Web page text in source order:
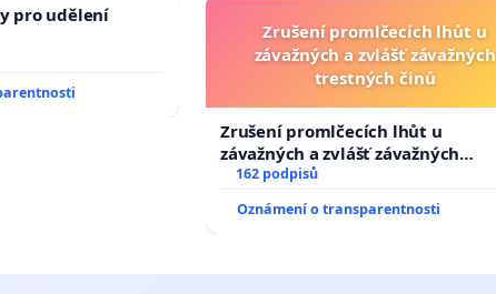
pro udělení
Zrušení promlčecích lhůt u
závažných a zvlášť závažných
trestných činů
Zrušení promlčecích lhůt u
závažných a zvlášť závažných
trestných činů
162 podpisů
Oznámení o transparentnosti